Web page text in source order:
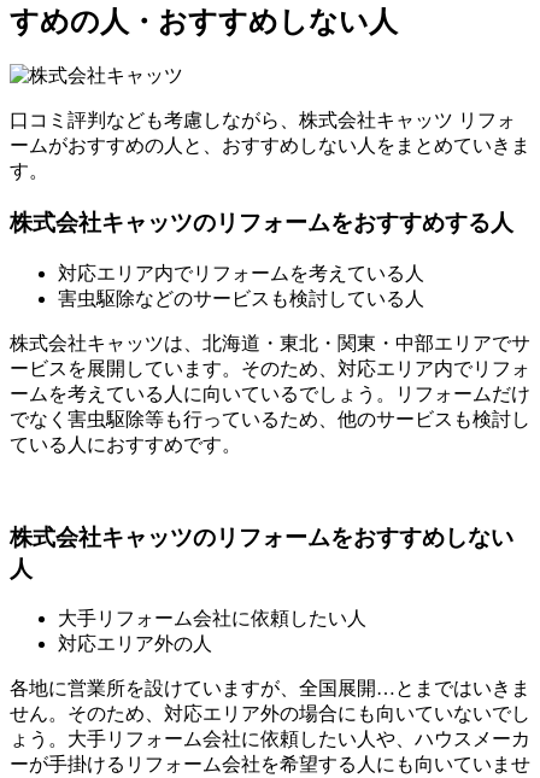
すめの人・おすすめしない人
口コミ評判なども考慮しながら、株式会社キャッツ リフォ
ームがおすすめの人と、おすすめしない人をまとめていきま
す。
株式会社キャッツのリフォームをおすすめする人
対応エリア内でリフォームを考えている人
害虫駆除などのサービスも検討している人
株式会社キャッツは、北海道・東北・関東・中部エリアでサ
ービスを展開しています。そのため、対応エリア内でリフォ
ームを考えている人に向いているでしょう。リフォームだけ
でなく害虫駆除等も行っているため、他のサービスも検討し
ている人におすすめです。
株式会社キャッツのリフォームをおすすめしない
人
大手リフォーム会社に依頼したい人
対応エリア外の人
各地に営業所を設けていますが、全国展開…とまではいきま
せん。そのため、対応エリア外の場合にも向いていないでし
ょう。大手リフォーム会社に依頼したい人や、ハウスメーカ
ーが手掛けるリフォーム会社を希望する人にも向いていませ